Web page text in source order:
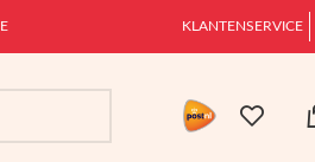
KLANTENSERVICE